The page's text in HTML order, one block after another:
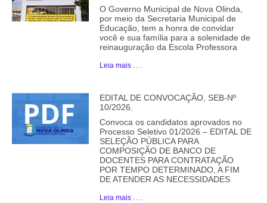
O Governo Municipal de Nova Olinda,
por meio da Secretaria Municipal de
Educação, tem a honra de convidar
você e sua família para a solenidade de
reinauguração da Escola Professora
Leia mais . . .
EDITAL DE CONVOCAÇÃO, SEB-Nº
10/2026.
Convoca os candidatos aprovados no
Processo Seletivo 01/2026 – EDITAL DE
SELEÇÃO PÚBLICA PARA
COMPOSIÇÃO DE BANCO DE
DOCENTES PARA CONTRATAÇÃO
POR TEMPO DETERMINADO, A FIM
DE ATENDER AS NECESSIDADES
Leia mais . . .